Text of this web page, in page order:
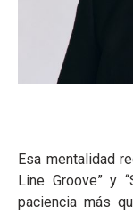
Esa mentalidad
Line Groove” y
paciencia más